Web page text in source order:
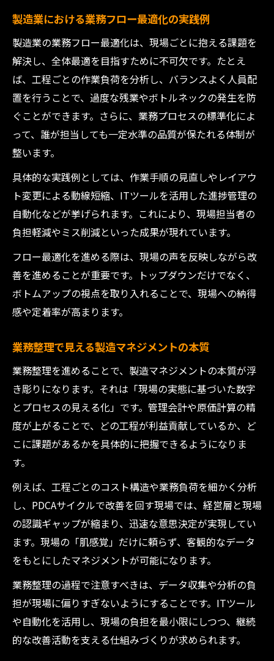
製造業における業務フロー最適化の実践例
製造業の業務フロー最適化は、現場ごとに抱える課題を
解決し、全体最適を目指すために不可欠です。たとえ
ば、工程ごとの作業負荷を分析し、バランスよく人員配
置を行うことで、過度な残業やボトルネックの発生を防
ぐことができます。さらに、業務プロセスの標準化によ
って、誰が担当しても一定水準の品質が保たれる体制が
整います。
具体的な実践例としては、作業手順の見直しやレイアウ
ト変更による動線短縮、ITツールを活用した進捗管理の
自動化などが挙げられます。これにより、現場担当者の
負担軽減やミス削減といった成果が現れています。
フロー最適化を進める際は、現場の声を反映しながら改
善を進めることが重要です。トップダウンだけでなく、
ボトムアップの視点を取り入れることで、現場への納得
感や定着率が高まります。
業務整理で見える製造マネジメントの本質
業務整理を進めることで、製造マネジメントの本質が浮
き彫りになります。それは「現場の実態に基づいた数字
とプロセスの見える化」です。管理会計や原価計算の精
度が上がることで、どの工程が利益貢献しているか、ど
こに課題があるかを具体的に把握できるようになりま
す。
例えば、工程ごとのコスト構造や業務負荷を細かく分析
し、PDCAサイクルで改善を回す現場では、経営層と現場
の認識ギャップが縮まり、迅速な意思決定が実現してい
ます。現場の「肌感覚」だけに頼らず、客観的なデータ
をもとにしたマネジメントが可能になります。
業務整理の過程で注意すべきは、データ収集や分析の負
担が現場に偏りすぎないようにすることです。ITツール
や自動化を活用し、現場の負担を最小限にしつつ、継続
的な改善活動を支える仕組みづくりが求められます。